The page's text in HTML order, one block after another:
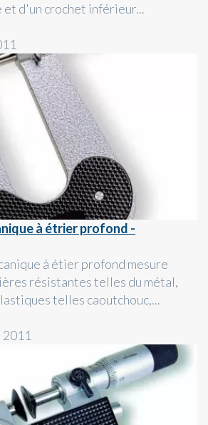
d'un crochet inférieur...
à étrier profond -
à étier profond mesure
résistantes telles du métal,
telles caoutchouc,...